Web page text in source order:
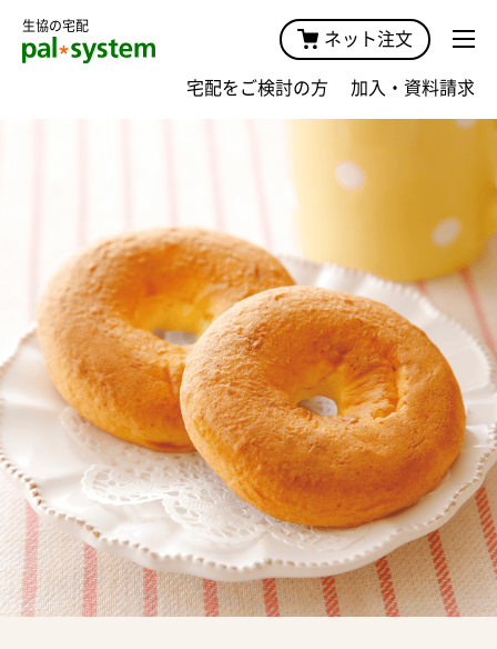
生協の宅配
ネット注文
宅配をご検討の方 加入・資料請求